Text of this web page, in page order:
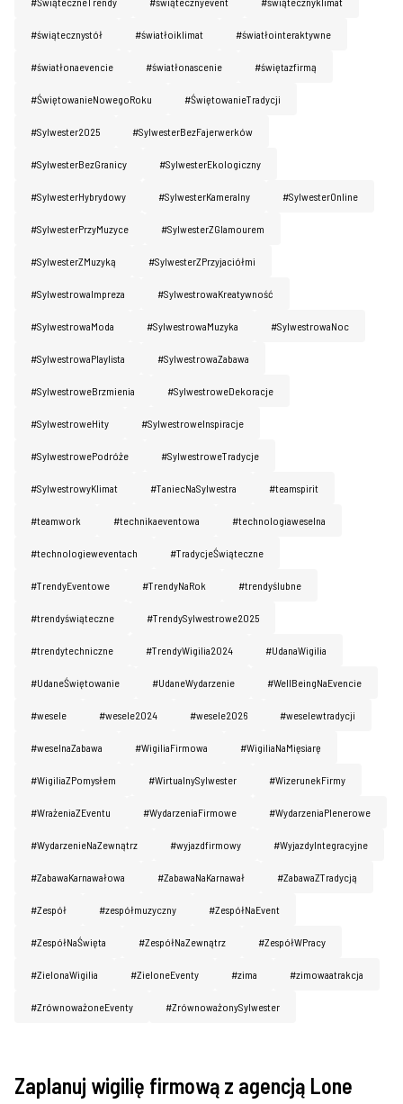
#świątecznystół #światłoiklimat #światłointeraktywne
#światłonaevencie #światłonascenie #świętazfirmą
#ŚwiętowanieNowegoRoku #ŚwiętowanieTradycji
#Sylwester2025 #SylwesterBezFajerwerków
#SylwesterBezGranicy #SylwesterEkologiczny
#SylwesterHybrydowy #SylwesterKameralny #SylwesterOnline
#SylwesterPrzyMuzyce #SylwesterZGlamourem
#SylwesterZMuzyką #SylwesterZPrzyjaciółmi
#SylwestrowaImpreza #SylwestrowaKreatywność
#SylwestrowaModa #SylwestrowaMuzyka #SylwestrowaNoc
#SylwestrowaPlaylista #SylwestrowaZabawa
#SylwestroweBrzmienia #SylwestroweDekoracje
#SylwestroweHity #SylwestroweInspiracje
#SylwestrowePodróże #SylwestroweTradycje
#SylwestrowyKlimat #TaniecNaSylwestra #teamspirit
#teamwork #technikaeventowa #technologiaweselna
#technologieweventach #TradycjeŚwiąteczne
#TrendyEventowe #TrendyNaRok #trendyślubne
#trendyświąteczne #TrendySylwestrowe2025
#trendytechniczne #TrendyWigilia2024 #UdanaWigilia
#UdaneŚwiętowanie #UdaneWydarzenie #WellBeingNaEvencie
#wesele #wesele2024 #wesele2026 #weselewtradycji
#weselnaZabawa #WigiliaFirmowa #WigiliaNaMięsiarę
#WigiliaZPomysłem #WirtualnySylwester #WizerunekFirmy
#WrażeniaZEventu #WydarzeniaFirmowe #WydarzeniaPlenerowe
#WydarzenieNaZewnątrz #wyjazdfirmowy #WyjazdyIntegracyjne
#ZabawaKarnawałowa #ZabawaNaKarnawał #ZabawaZTradycją
#Zespół #zespółmuzyczny #ZespółNaEvent
#ZespółNaŚwięta #ZespółNaZewnątrz #ZespółWPracy
#ZielonaWigilia #ZieloneEventy #zima #zimowaatrakcja
#ZrównoważoneEventy #ZrównoważonySylwester
Imprezy firmowe
Zaplanuj wigilię firmową z agencją Lone